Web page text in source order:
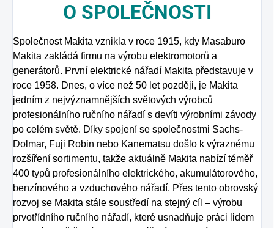
O SPOLEČNOSTI
Společnost Makita vznikla v roce 1915, kdy Masaburo
Makita zakládá firmu na výrobu elektromotorů a
generátorů. První elektrické nářadí Makita představuje v
roce 1958. Dnes, o více než 50 let později, je Makita
jedním z nejvýznamnějších světových výrobců
profesionálního ručního nářadí s devíti výrobními závody
po celém světě. Díky spojení se společnostmi Sachs-
Dolmar, Fuji Robin nebo Kanematsu došlo k výraznému
rozšíření sortimentu, takže aktuálně Makita nabízí téměř
400 typů profesionálního elektrického, akumulátorového,
benzínového a vzduchového nářadí. Přes tento obrovský
rozvoj se Makita stále soustředí na stejný cíl – výrobu
prvotřídního ručního nářadí, které usnadňuje práci lidem